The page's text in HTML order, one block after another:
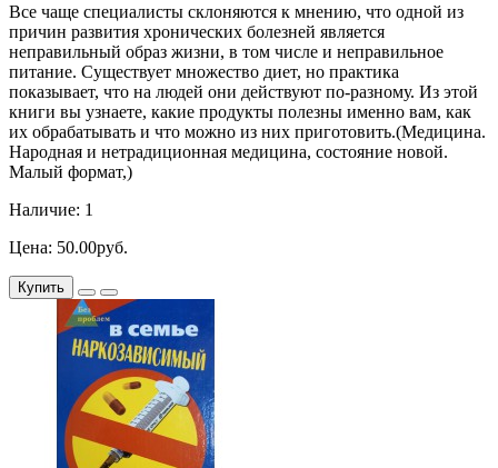
Все чаще специалисты склоняются к мнению, что одной из
причин развития хронических болезней является
неправильный образ жизни, в том числе и неправильное
питание. Существует множество диет, но практика
показывает, что на людей они действуют по-разному. Из этой
книги вы узнаете, какие продукты полезны именно вам, как
их обрабатывать и что можно из них приготовить.(Медицина.
Народная и нетрадиционная медицина, состояние новой.
Малый формат,)
Наличие: 1
Цена: 50.00руб.
Купить